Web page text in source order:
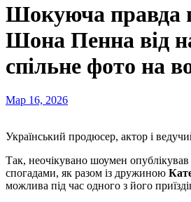
Шокуюча правда
Шона Пенна від
спільне фото на
Мар 16, 2026
Український продюсер, актор і
Так, неочікувано шоумен
спогадами, як разом із дружиною
можлива під час одного з його